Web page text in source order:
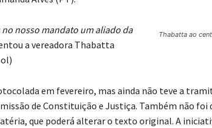
Thabatta ao
no nosso mandato um aliado da
a vereadora Thabatta
em fevereiro, mas ainda não teve a
de Constituição e Justiça. Também não foi
que poderá alterar o texto original. A